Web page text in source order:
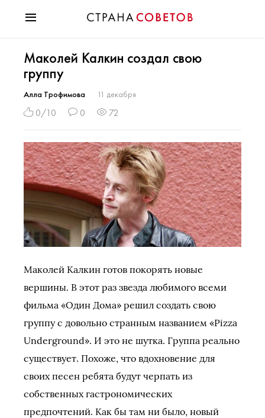
Мода
Звезды
Гороскопы
Здоровье
Хобби
Разное
Праздники
Маколей Калкин создал свою
группу
Алла Трофимова 11 декабря
0/10 0 72
Маколей Калкин готов покорять новые
вершины. В этот раз звезда любимого всеми
фильма «Один Дома» решил создать свою
группу с довольно странным названием «Pizza
Underground». И это не шутка. Группа реально
существует. Похоже, что вдохновение для
своих песен ребята будут черпать из
собственных гастрономических
предпочтений. Как бы там ни было, новый